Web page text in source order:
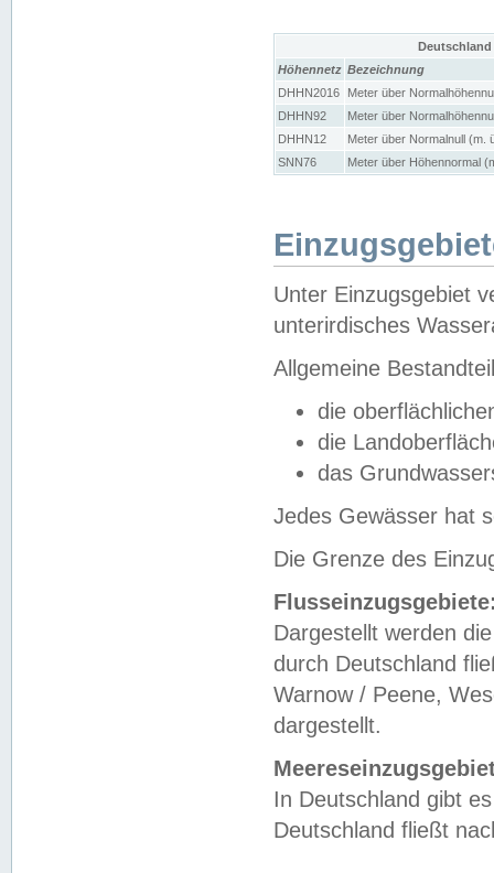
Höhennetz Bezeichnung
DHHN2016
Meter über
DHHN92
Meter über
DHHN12
Meter über Normalnull (m.
SNN76
Meter über Höhennormal
Unter Einzugsgebiet
unterirdisches
Allgemeine
die
die
das
Jedes Gewässer hat
Die Grenze des
Dargestellt werden
durch Deutschland
Warnow / Peene,
dargestellt.
In Deutschland gibt
Deutschland fließt